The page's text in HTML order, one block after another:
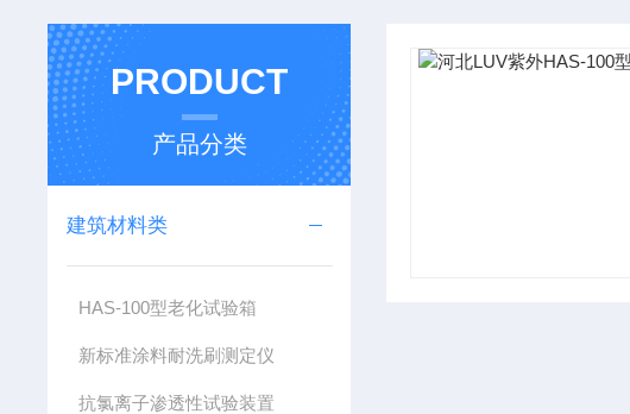
PRODUCT
产品分类
建筑材料类
HAS-100型老化试验箱
新标准涂料耐洗刷测定仪
抗氯离子渗透性试验装置